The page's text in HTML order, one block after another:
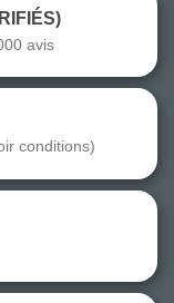
avis
conditions)